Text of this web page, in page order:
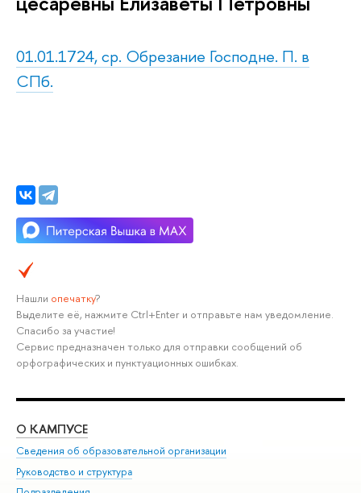
01.01.1724, ср. Обрезание Господне. П. в
СПб.
Нашли опечатку?
Выделите её, нажмите Ctrl+Enter и отправьте нам уведомление.
Спасибо за участие!
Сервис предназначен только для отправки сообщений об
орфографических и пунктуационных ошибках.
О КАМПУСЕ
Сведения об образовательной организации
Руководство и структура